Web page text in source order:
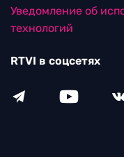
Уведомление об
технологий
RTVI в соцсетях